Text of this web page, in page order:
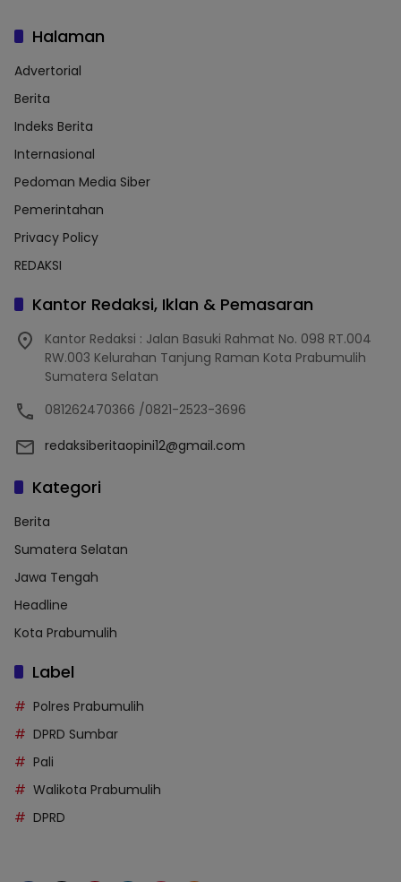
Halaman
Advertorial
Berita
Indeks Berita
Internasional
Pedoman Media Siber
Pemerintahan
Privacy Policy
REDAKSI
Kantor Redaksi, Iklan & Pemasaran
Kantor Redaksi : Jalan Basuki Rahmat No. 098 RT.004
RW.003 Kelurahan Tanjung Raman Kota Prabumulih
Sumatera Selatan
081262470366 /0821-2523-3696
redaksiberitaopini12@gmail.com
Kategori
Berita
Sumatera Selatan
Jawa Tengah
Headline
Kota Prabumulih
Label
Polres Prabumulih
DPRD Sumbar
Pali
Walikota Prabumulih
DPRD